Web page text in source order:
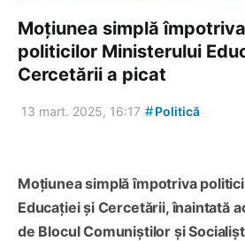
Moțiunea simplă împotriva
politicilor Ministerului
Cercetării a picat
13 mart. 2025, 16:17 #Politică
Moțiunea simplă împotriva
Educației și Cercetării, înaintată
de Blocul Comuniștilor și